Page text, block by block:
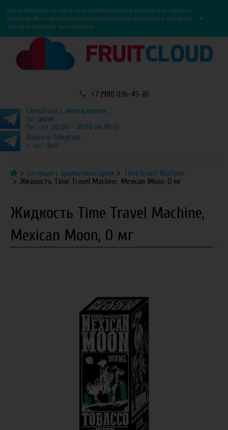
0
Вся информация на сайте носит информационный характер и не является
рекламой. Мы не реализуем никотиносодержащую продукцию и устройства
для её потребления дистанционно.
×
+7 (981) 036-45-81
Связаться с менеджером.
На связи:
Пн - пт (10:00 - 18:00 по Мск)
Канал в Telegram
+ чат-бот.
Готовые с ароматизатором
TimeTravel Machine
Жидкость Time Travel Machine, Mexican Moon, 0 мг
Жидкость Time Travel Machine,
Mexican Moon, 0 мг